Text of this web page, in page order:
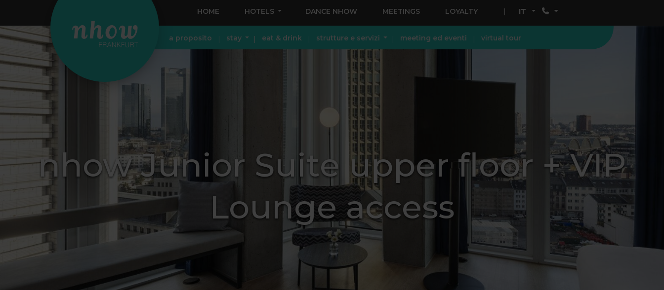
HOME HOTELS DANCE NHOW MEETINGS LOYALTY IT
a proposito stay eat & drink strutture e servizi meeting ed eventi virtual tour
nhow Junior Suite upper floor + VIP
Lounge access